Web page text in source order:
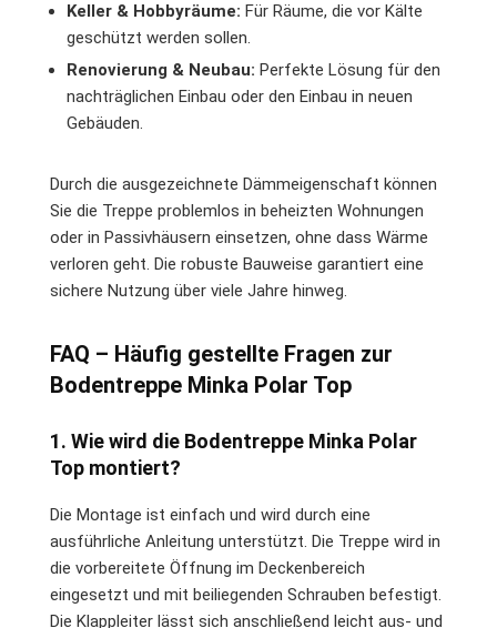
Keller & Hobbyräume: Für Räume, die vor Kälte
geschützt werden sollen.
Renovierung & Neubau: Perfekte Lösung für den
nachträglichen Einbau oder den Einbau in neuen
Gebäuden.
Durch die ausgezeichnete Dämmeigenschaft können
Sie die Treppe problemlos in beheizten Wohnungen
oder in Passivhäusern einsetzen, ohne dass Wärme
verloren geht. Die robuste Bauweise garantiert eine
sichere Nutzung über viele Jahre hinweg.
FAQ – Häufig gestellte Fragen zur
Bodentreppe Minka Polar Top
1. Wie wird die Bodentreppe Minka Polar
Top montiert?
Die Montage ist einfach und wird durch eine
ausführliche Anleitung unterstützt. Die Treppe wird in
die vorbereitete Öffnung im Deckenbereich
eingesetzt und mit beiliegenden Schrauben befestigt.
Die Klappleiter lässt sich anschließend leicht aus- und